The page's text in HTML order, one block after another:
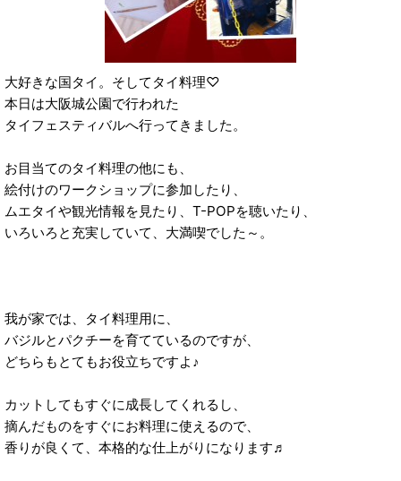
大好きな国タイ。そしてタイ料理♡
本日は大阪城公園で行われた
タイフェスティバルへ行ってきました。
お目当てのタイ料理の他にも、
絵付けのワークショップに参加したり、
ムエタイや観光情報を見たり、T-POPを聴いたり、
いろいろと充実していて、大満喫でした～。
我が家では、タイ料理用に、
バジルとパクチーを育てているのですが、
どちらもとてもお役立ちですよ♪
カットしてもすぐに成長してくれるし、
摘んだものをすぐにお料理に使えるので、
香りが良くて、本格的な仕上がりになります♬